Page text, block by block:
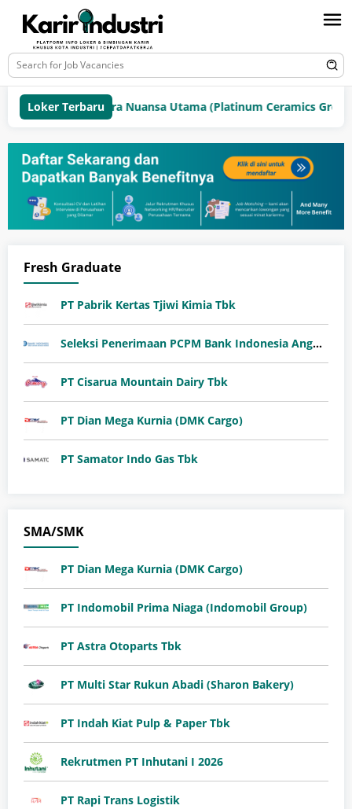
Loker Terbaru
PT Mitra Nuansa Utama (Platinum Ceramics Group)
Fresh Graduate
PT Pabrik Kertas Tjiwi Kimia Tbk
Seleksi Penerimaan PCPM Bank Indonesia Angkatan 41
PT Cisarua Mountain Dairy Tbk
PT Dian Mega Kurnia (DMK Cargo)
PT Samator Indo Gas Tbk
SMA/SMK
PT Dian Mega Kurnia (DMK Cargo)
PT Indomobil Prima Niaga (Indomobil Group)
PT Astra Otoparts Tbk
PT Multi Star Rukun Abadi (Sharon Bakery)
PT Indah Kiat Pulp & Paper Tbk
Rekrutmen PT Inhutani I 2026
PT Rapi Trans Logistik